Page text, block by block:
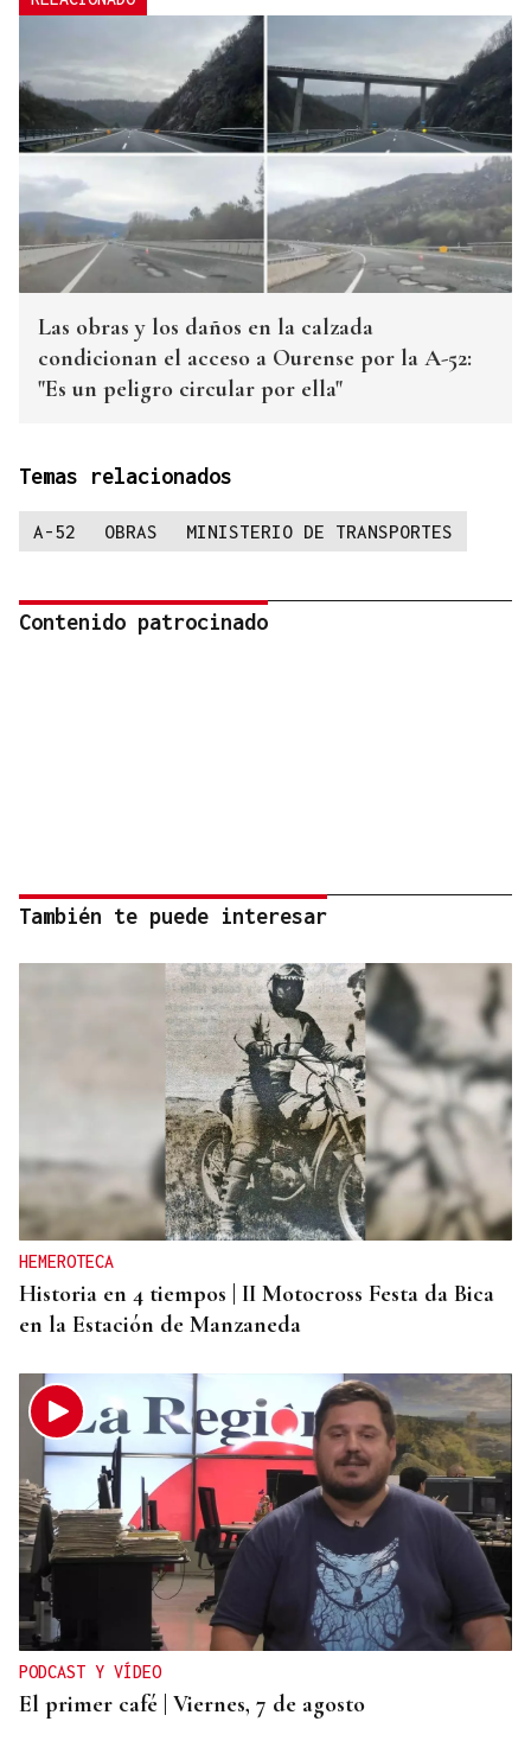
Las obras y los daños en la calzada
condicionan el acceso a Ourense por la A-52:
"Es un peligro circular por ella"
Temas relacionados
A-52 OBRAS MINISTERIO DE TRANSPORTES
Contenido patrocinado
También te puede interesar
HEMEROTECA
Historia en 4 tiempos | II Motocross Festa da Bica
en la Estación de Manzaneda
PODCAST Y VÍDEO
El primer café | Viernes, 7 de agosto